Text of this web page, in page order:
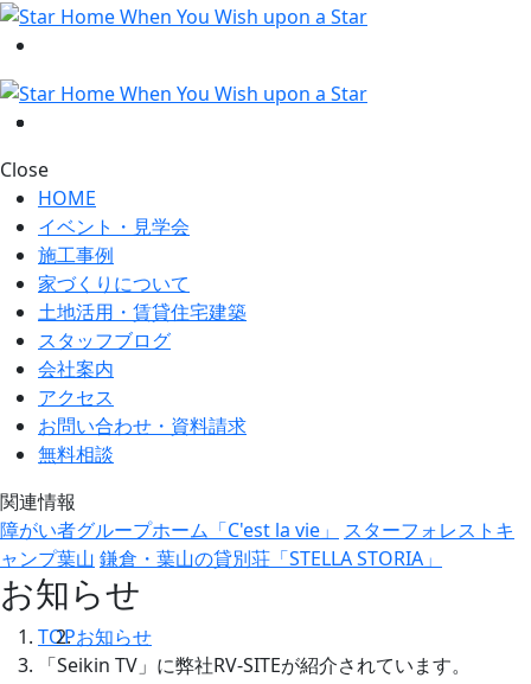
Close
HOME
イベント・見学会
施工事例
家づくりについて
土地活用・賃貸住宅建築
スタッフブログ
会社案内
アクセス
お問い合わせ・資料請求
無料相談
関連情報
障がい者グループホーム「C'est la vie」
スターフォレストキ
ャンプ葉山 鎌倉・葉山の貸別荘「STELLA STORIA」
お知らせ
TOPお知らせ
「Seikin TV」に弊社RV-SITEが紹介されています。